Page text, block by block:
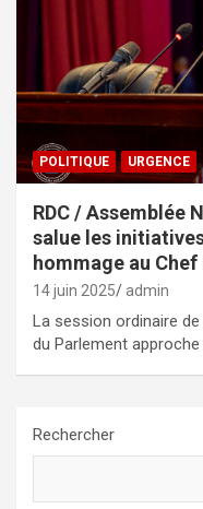
POLITIQUE URGENCE
RDC / Assemblée
salue les
hommage au Chef
14 juin 2025 admin
La session ordinaire
du Parlement approche
Rechercher